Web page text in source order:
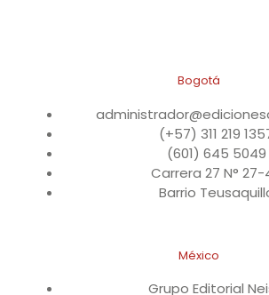
Bogotá
(+57) 311 219
(601) 645 5049
Carrera 27 N° 27-
Barrio
México
Grupo Editorial